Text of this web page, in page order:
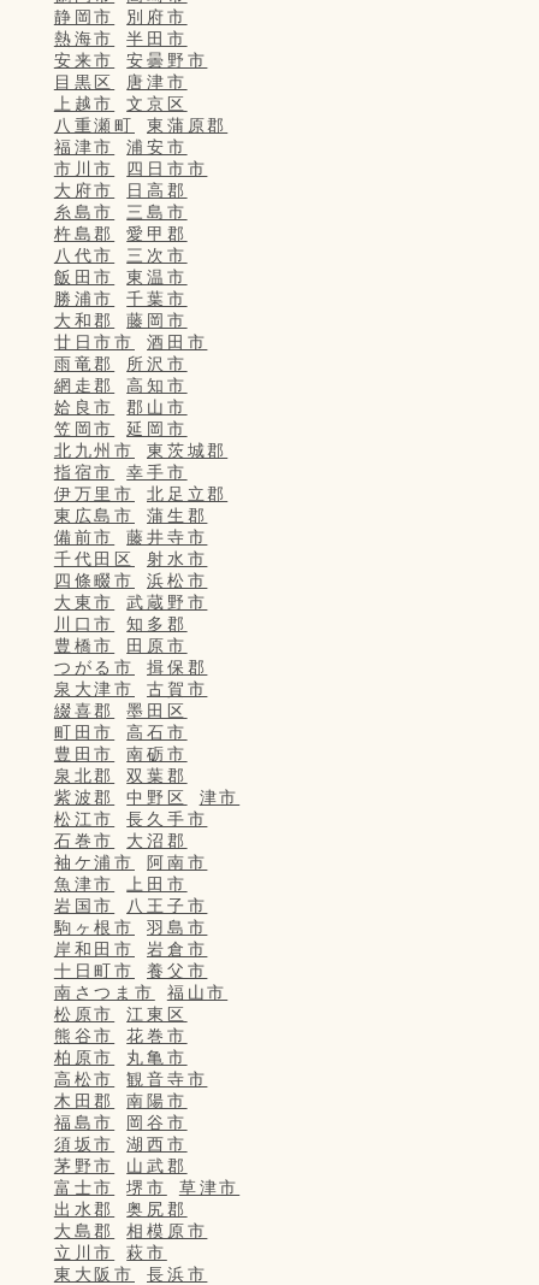
静岡市
別府市
熱海市
半田市
安来市
安曇野市
目黒区
唐津市
上越市
文京区
八重瀬町
東蒲原郡
福津市
浦安市
市川市
四日市市
大府市
日高郡
糸島市
三島市
杵島郡
愛甲郡
八代市
三次市
飯田市
東温市
勝浦市
千葉市
大和郡
藤岡市
廿日市市
酒田市
雨竜郡
所沢市
網走郡
高知市
姶良市
郡山市
笠岡市
延岡市
北九州市
東茨城郡
指宿市
幸手市
伊万里市
北足立郡
東広島市
蒲生郡
備前市
藤井寺市
千代田区
射水市
四條畷市
浜松市
大東市
武蔵野市
川口市
知多郡
豊橋市
田原市
つがる市
揖保郡
泉大津市
古賀市
綴喜郡
墨田区
町田市
高石市
豊田市
南砺市
泉北郡
双葉郡
紫波郡
中野区
津市
松江市
長久手市
石巻市
大沼郡
袖ケ浦市
阿南市
魚津市
上田市
岩国市
八王子市
駒ヶ根市
羽島市
岸和田市
岩倉市
十日町市
養父市
南さつま市
福山市
松原市
江東区
熊谷市
花巻市
柏原市
丸亀市
高松市
観音寺市
木田郡
南陽市
福島市
岡谷市
須坂市
湖西市
茅野市
山武郡
富士市
堺市
草津市
出水郡
奥尻郡
大島郡
相模原市
立川市
萩市
東大阪市
長浜市